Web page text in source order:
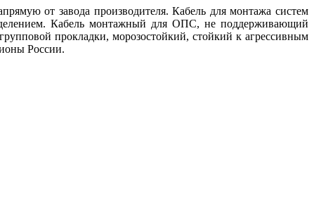
от завода производителя. Кабель для монтажа систем
Кабель монтажный для ОПС, не поддерживающий
прокладки, морозостойкий, стойкий к агрессивным
России.